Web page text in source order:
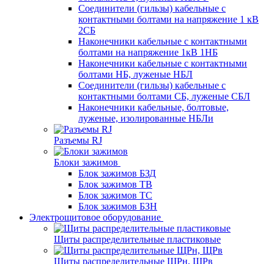
Соединители (гильзы) кабельные с
контактными болтами на напряжение 1 кВ
2СБ
Наконечники кабельные с контактными
болтами на напряжение 1кВ 1НБ
Наконечники кабельные с контактными
болтами НБ, луженые НБЛ
Соединители (гильзы) кабельные с
контактными болтами СБ, луженые СБЛ
Наконечники кабельные, болтовые,
луженые, изолированные НБЛи
Разъемы RJ
Блоки зажимов
Блок зажимов БЗД
Блок зажимов ТВ
Блок зажимов ТС
Блок зажимов БЗН
Электрощитовое оборудование
Щиты распределительные пластиковые
Щиты распределительные ЩРн, ЩРв